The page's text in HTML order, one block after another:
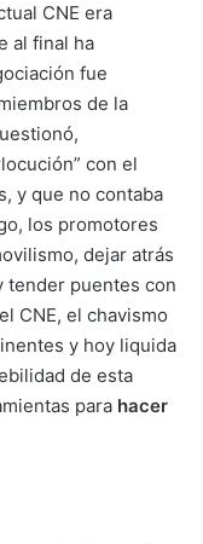
CNE era
al final ha
fue
de la
con el
y que no contaba
los promotores
dejar atrás
tender puentes con
CNE, el chavismo
y hoy liquida
de esta
para hacer